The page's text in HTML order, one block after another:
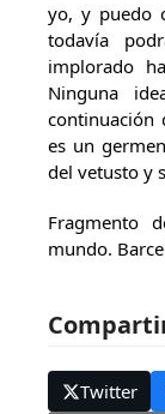
yo, y puedo
todavía
implorado
Ninguna
continuación
es un
del vetusto y
Fragmento
mundo.
Twitter